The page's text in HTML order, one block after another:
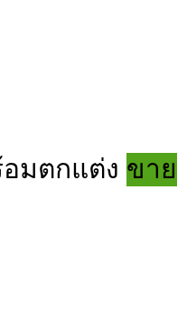
มตกแต่ง ขาย